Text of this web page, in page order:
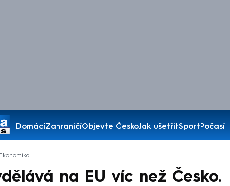
DomácíZahraničíObjevte ČeskoJak ušetřitSportPočasí
Pořady
Ekonomika
na EU víc než Česko.